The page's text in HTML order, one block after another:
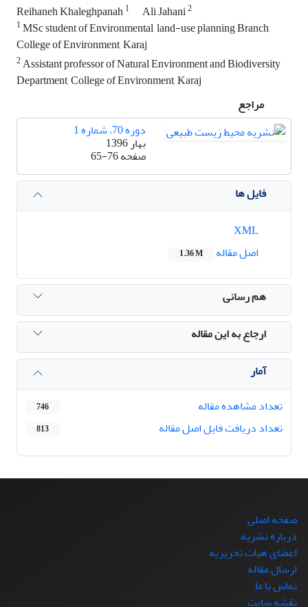
Reihaneh Khaleghpanah1 Ali Jahani2
1MSc student of Environmental, land-use planning Branch,
College of Environment, Karaj
2Assistant professor of Natural Environment and Biodiversity
Department, College of Environment, Karaj
مراجع
دوره 70، شماره 1
بهار 1396
صفحه65-76
فایل ها
اصل مقاله
1.36 M
هم رسانی
ارجاع به این مقاله
آمار
تعداد مشاهده مقاله
746
تعداد دریافت فایل اصل مقاله 813
صفحه اصلی
درباره نشریه
اعضای هیات تحریریه
ارسال مقاله
تماس با ما
نقشه سایت